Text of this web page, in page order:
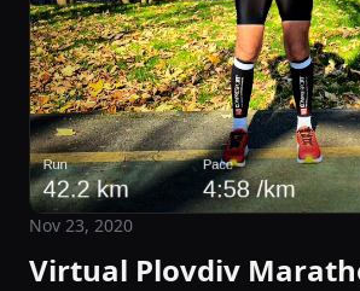
Nov 23, 2020
Virtual Plovdiv